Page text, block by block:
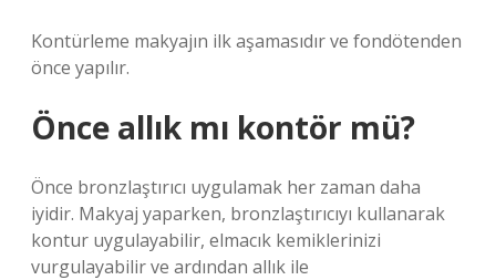
Kontürleme makyajın ilk aşamasıdır ve fondötenden
önce yapılır.
Önce allık mı kontör mü?
Önce bronzlaştırıcı uygulamak her zaman daha
iyidir. Makyaj yaparken, bronzlaştırıcıyı kullanarak
kontur uygulayabilir, elmacık kemiklerinizi
vurgulayabilir ve ardından allık ile